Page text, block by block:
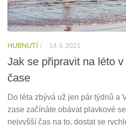
HUBNUTÍ / 14.6.2021
Jak se připravit na léto
čase
Do léta zbývá už jen pár týdnů a
zase začínáte obávat plavkové
nejvyšší čas na to, dostat se